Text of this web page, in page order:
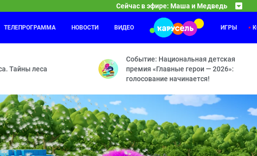
Сейчас в эфире: Маша и Медведь
— Витамин роста — Новая метла — Сладкая жизнь — Ролики —
Ми-Ми-Мишки
Необитаемый остров — Гол — Мишка-
ТЕЛЕПРОГРАММА НОВОСТИ ВИДЕО ИГРЫ
Тайны леса
Событие: Национальная детская
премия «Главные герои — 2026»:
голосование начинается!